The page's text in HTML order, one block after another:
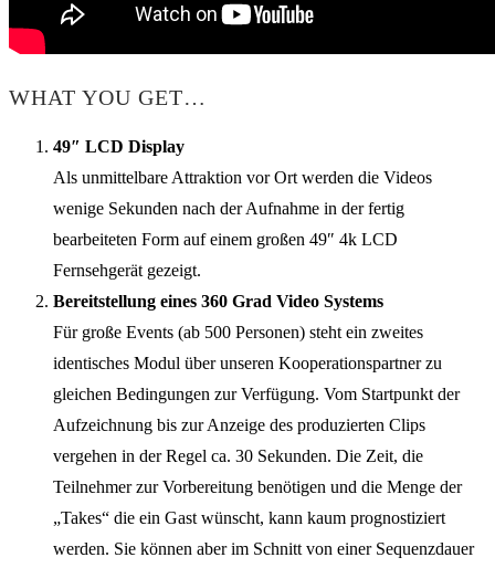
WHAT YOU GET…
49″ LCD Display
Als unmittelbare Attraktion vor Ort werden die Videos
wenige Sekunden nach der Aufnahme in der fertig
bearbeiteten Form auf einem großen 49″ 4k LCD
Fernsehgerät gezeigt.
Bereitstellung eines 360 Grad Video Systems
Für große Events (ab 500 Personen) steht ein zweites
identisches Modul über unseren Kooperationspartner zu
gleichen Bedingungen zur Verfügung. Vom Startpunkt der
Aufzeichnung bis zur Anzeige des produzierten Clips
vergehen in der Regel ca. 30 Sekunden. Die Zeit, die
Teilnehmer zur Vorbereitung benötigen und die Menge der
„Takes“ die ein Gast wünscht, kann kaum prognostiziert
werden. Sie können aber im Schnitt von einer Sequenzdauer